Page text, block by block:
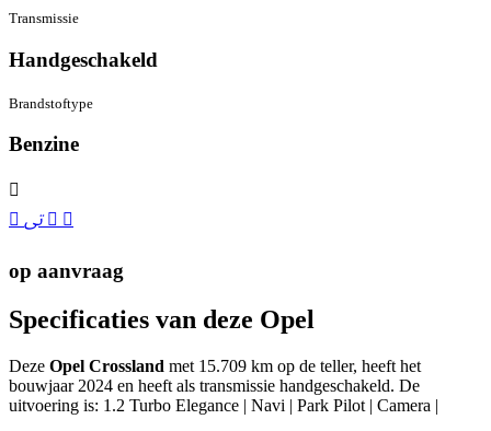
Transmissie
Hand­geschakeld
Brandstof­type
Benzine
op aanvraag
Specificaties van deze Opel
Deze Opel Crossland met 15.709 km op de teller, heeft het
bouwjaar 2024 en heeft als transmissie handgeschakeld. De
uitvoering is: 1.2 Turbo Elegance | Navi | Park Pilot | Camera |